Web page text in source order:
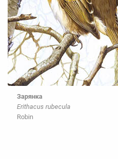
Зарянка
Erithacus rubecula
Robin